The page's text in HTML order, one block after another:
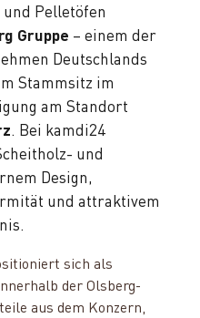
und Pelletöfen
Gruppe – einem der
Deutschlands
Stammsitz im
am Standort
. Bei kamdi24
und
Design,
und attraktivem
sich als
der Olsberg-
aus dem Konzern,